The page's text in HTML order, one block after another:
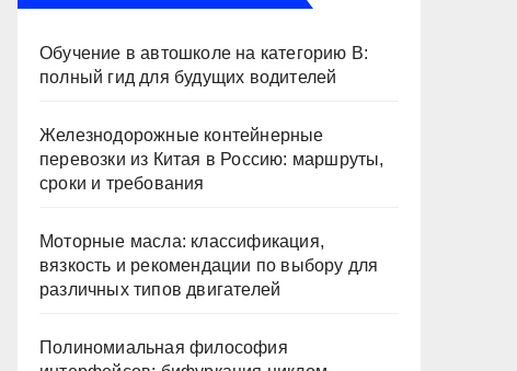
Обучение в автошколе на категорию В:
полный гид для будущих водителей
Железнодорожные контейнерные
перевозки из Китая в Россию: маршруты,
сроки и требования
Моторные масла: классификация,
вязкость и рекомендации по выбору для
различных типов двигателей
Полиномиальная философия